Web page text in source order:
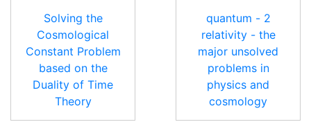
2 - quantum
relativity - the
major unsolved
problems in
physics and
cosmology
Solving the
Cosmological
Constant Problem
based on the
Duality of Time
Theory